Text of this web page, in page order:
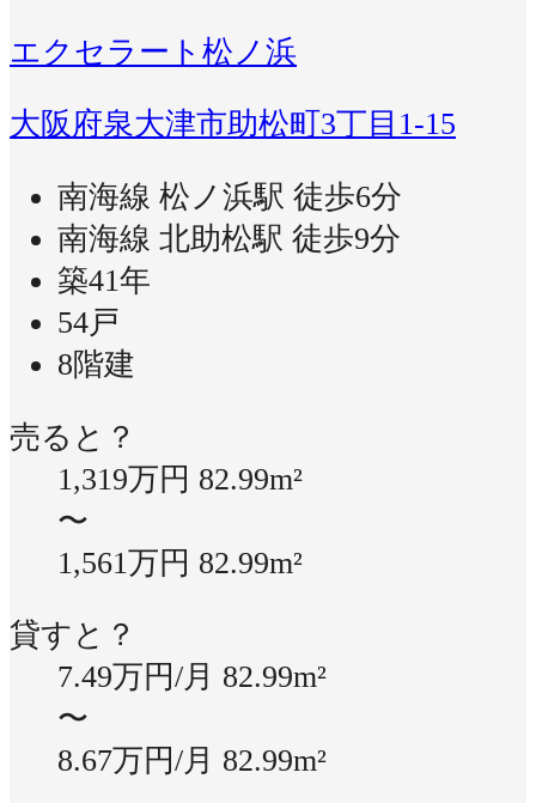
エクセラート松ノ浜
大阪府泉大津市助松町3丁目1-15
南海線 松ノ浜駅 徒歩6分
南海線 北助松駅 徒歩9分
築41年
54戸
8階建
売ると？
1,319万円 82.99m²
〜
1,561万円 82.99m²
貸すと？
7.49万円/月 82.99m²
〜
8.67万円/月 82.99m²